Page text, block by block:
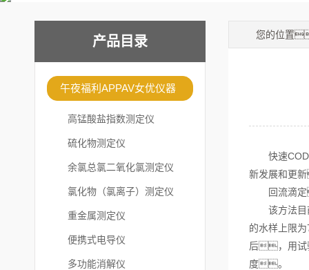
产品目录
午夜福利APPAV女优仪器
高锰酸盐指数测定仪
硫化物测定仪
余氯总氯二氧化氯测定仪
氯化物（氯离子）测定仪
重金属测定仪
便携式电导仪
多功能消解仪
您的位置
快速COD
新发展和更
回流滴
该方法目
的水样上限
后，用试
度。